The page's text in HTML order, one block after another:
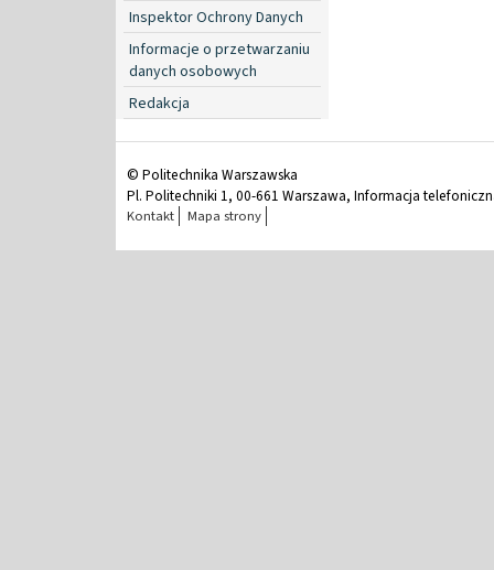
Inspektor Ochrony Danych
Informacje o przetwarzaniu
danych osobowych
Redakcja
© Politechnika Warszawska
Pl. Politechniki 1, 00-661 Warszawa, Informacja
Kontakt Mapa strony